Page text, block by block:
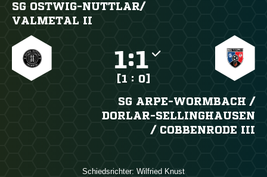
SG OSTWIG-NUTTLAR/​
VALMETAL II
:
[1 : 0]
SG ARPE-WORMBACH /​
DORLAR-SELLINGHAUSEN
/​ COBBENRODE III
Schiedsrichter:  